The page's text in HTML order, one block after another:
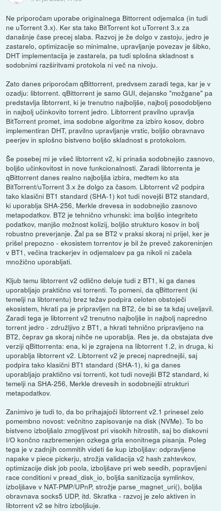
Ne priporočam uporabe originalnega Bittorrent odjemalca (in tudi
ne uTorrent 3.x). Ker sta tako BitTorrent kot uTorrent 3.x za
današnje čase precej slaba. Razvoj je že dolgo v zastoju, jedro je
zastarelo, optimizacije so minimalne, upravljanje povezav je šibko,
DHT implementacija je zastarela, pa tudi splošna skladnost s
sodobnimi razširitvami protokola ni več na nivoju.
Zato danes priporočam qBittorrent, predvsem zaradi tega, kar je v
ozadju: libtorrent. qBittorrent je samo GUI, dejansko "možgane" pa
predstavlja libtorrent, ki je trenutno najboljše, najbolj posodobljeno
in najbolj učinkovito torrent jedro. Libtorrent pravilno upravlja
BitTorrent promet, ima sodobne algoritme za izbiro kosov, dobro
implementiran DHT, pravilno upravljanje vrstic, boljšo obravnavo
peerjev in splošno bistveno boljšo skladnost s protokolom.
Še posebej mi je všeč libtorrent v2, ki prinaša sodobnejšo zasnovo,
boljšo učinkovitost in nove funkcionalnosti. Zaradi libtorrenta je
qBittorrent danes realno najboljša izbira, medtem ko sta
BitTorrent/uTorrent 3.x že dolgo za časom. Libtorrent v2 podpira
tako klasični BT1 standard (SHA-1) kot tudi novejši BT2 standard,
ki uporablja SHA-256, Merkle drevesa in sodobnejšo zasnovo
metapodatkov. BT2 je tehnično vrhunski: ima boljšo integriteto
podatkov, manjšo možnost kolizij, boljšo strukturo kosov in bolj
robustno preverjanje. Žal pa se BT2 v praksi skoraj ni prijel, ker je
prišel prepozno - ekosistem torrentov je bil že preveč zakoreninjen
v BT1, večina trackerjev in odjemalcev pa ga nikoli ni začela
množično uporabljati.
Kljub temu libtorrent v2 odlično deluje tudi z BT1, ki ga danes
uporabljajo praktično vsi torrenti. To pomeni, da qBittorrent (ki
temelji na libtorrentu) brez težav podpira celoten obstoječi
ekosistem, hkrati pa je pripravljen na BT2, če bi se ta kdaj uveljavil.
Zaradi tega je libtorrent v2 trenutno najboljše in najbolj napredno
torrent jedro - združljivo z BT1, a hkrati tehnično pripravljeno na
BT2, čeprav ga skoraj nihče ne uporablja. Res je, da obstajata dve
verziji qBittorrenta: ena, ki je zgrajena na libtorrent 1.2, in druga, ki
uporablja libtorrent v2. Libtorrent v2 je precej naprednejši, saj
podpira tako klasični BT1 standard (SHA-1), ki ga danes
uporabljajo praktično vsi torrenti, kot tudi novejši BT2 standard, ki
temelji na SHA-256, Merkle drevesih in sodobnejši strukturi
metapodatkov.
Zanimivo je tudi to, da bo prihajajoči libtorrent v2.1 prinesel zelo
pomembno novost: večnitno zapisovanje na disk (NVMe). To bo
bistveno izboljšalo zmogljivost pri visokih hitrostih, saj bo diskovni
I/O končno razbremenjen ozkega grla enonitnega pisanja. Poleg
tega je v zadnjih commitih videti še kup izboljšav: odpravljene
napake v piece pickerju, strožja validacija v2 hash zahtevkov,
optimizacije disk job poola, izboljšave pri web seedih, popravljeni
race conditioni v pread_disk_io, boljša sanitizacija symlinkov,
izboljšave v NAT-PMP/UPnP, strožje parse_magnet_uri(), boljša
obravnava socks5 UDP, itd. Skratka - razvoj je zelo aktiven in
libtorrent v2 se hitro izboljšuje.